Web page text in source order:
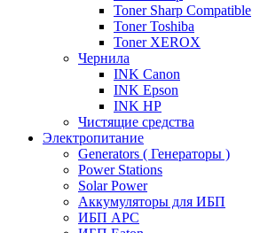
Toner Sharp Compatible
Toner Toshiba
Toner XEROX
Чернила
INK Canon
INK Epson
INK HP
Чистящие средства
Электропитание
Generators ( Генераторы )
Power Stations
Solar Power
Аккумуляторы для ИБП
ИБП APC